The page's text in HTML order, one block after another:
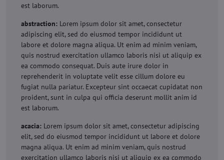
est laborum.
abstraction: Lorem ipsum dolor sit amet, consectetur
adipiscing elit, sed do eiusmod tempor incididunt ut
labore et dolore magna aliqua. Ut enim ad minim veniam,
quis nostrud exercitation ullamco laboris nisi ut aliquip ex
ea commodo consequat. Duis aute irure dolor in
reprehenderit in voluptate velit esse cillum dolore eu
fugiat nulla pariatur. Excepteur sint occaecat cupidatat non
proident, sunt in culpa qui officia deserunt mollit anim id
est laborum.
acacia: Lorem ipsum dolor sit amet, consectetur adipiscing
elit, sed do eiusmod tempor incididunt ut labore et dolore
magna aliqua. Ut enim ad minim veniam, quis nostrud
exercitation ullamco laboris nisi ut aliquip ex ea commodo